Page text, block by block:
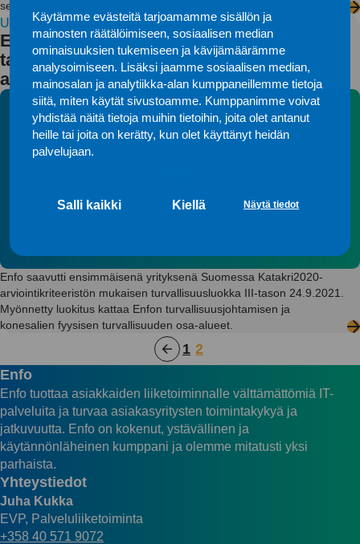
Käytämme evästeitä tarjoamamme sisällön ja
mainosten räätälöimiseen, sosiaalisen median
ominaisuuksien tukemiseen ja kävijämäärämme
analysoimiseen. Lisäksi jaamme sosiaalisen median,
mainosalan ja analytiikka-alan kumppaneillemme tietoja
siitä, miten käytät sivustoamme. Kumppanimme voivat
yhdistää näitä tietoja muihin tietoihin, joita olet antanut
heille tai joita on kerätty, kun olet käyttänyt heidän
palvelujaan.
Salli kaikki Kiellä Näytä tiedot
sertifioinnin uudelle kolmen vuoden jaksolle.
UUTISET
Enfolle tunnustus tietoturvallisuuden
tasosta – ensimmäinen Katakri2020-
arvioitu yritys Suomessa
Enfo saavutti ensimmäisenä yrityksenä Suomessa Katakri2020-
arviointikriteeristön mukaisen turvallisuusluokka III-tason 24.9.2021.
Myönnetty luokitus kattaa Enfon turvallisuusjohtamisen ja
konesalien fyysisen turvallisuuden osa-alueet.
sivutus
1 2
Enfo
Enfo tuottaa asiakkaiden liiketoiminnalle välttämättömiä IT-
palveluita ja turvaa asiakasyritysten toimintakykyä ja
jatkuvuutta. Enfo on kokenut, ystävällinen ja
käytännönläheinen kumppani ja olemme mitatusti yksi
parhaista.
Yhteystiedot
Juha Kukka
EVP, Palveluliiketoiminta
+358 40 571 9072